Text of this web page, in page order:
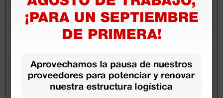
¿Todavía tienes alguna duda? ¿Necesitas más
información?
Envía ahora mismo tu pregunta a los colegas que ya